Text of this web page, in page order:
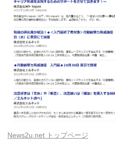
2003年
2002年
2001年
News2u.net トップページ